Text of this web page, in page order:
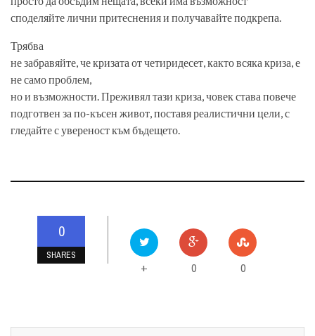
споделяйте лични притеснения и получавайте подкрепа.
Трябва
не забравяйте, че кризата от четиридесет, както всяка криза, е
не само проблем,
но и възможности. Преживял тази криза, човек става повече
подготвен за по-късен живот, поставя реалистични цели, с
гледайте с увереност към бъдещето.
0
SHARES
+ 0 0